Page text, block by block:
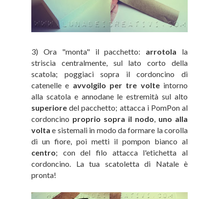
3) Ora "monta" il pacchetto: arrotola la
striscia centralmente, sul lato corto della
scatola; poggiaci sopra il cordoncino di
catenelle e avvolgilo per tre volteintorno
alla scatola e annodane le estremità sul alto
superioredel pacchetto; attacca i PomPon al
cordoncino proprio sopra il nodo, uno alla
volta e sistemali in modo da formare la corolla
di un fiore, poi metti il pompon bianco al
centro; con del filo attacca l'etichetta al
cordoncino. La tua scatoletta di Natale è
pronta!